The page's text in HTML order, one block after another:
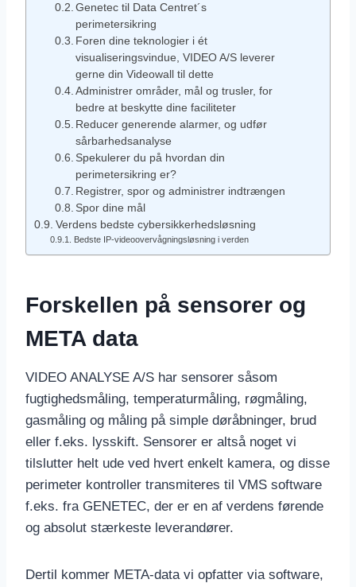
Genetec til Data Centret´s
perimetersikring
Foren dine teknologier i ét
visualiseringsvindue, VIDEO A/S leverer
gerne din Videowall til dette
Administrer områder, mål og trusler, for
bedre at beskytte dine faciliteter
Reducer generende alarmer, og udfør
sårbarhedsanalyse
Spekulerer du på hvordan din
perimetersikring er?
Registrer, spor og administrer indtrængen
Spor dine mål
Verdens bedste cybersikkerhedsløsning
Bedste IP-videoovervågningsløsning i verden
Forskellen på sensorer og
META data
VIDEO ANALYSE A/S har sensorer såsom
fugtighedsmåling, temperaturmåling, røgmåling,
gasmåling og måling på simple døråbninger, brud
eller f.eks. lysskift. Sensorer er altså noget vi
tilslutter helt ude ved hvert enkelt kamera, og disse
perimeter kontroller transmiteres til VMS software
f.eks. fra GENETEC, der er en af verdens førende
og absolut stærkeste leverandører.
Dertil kommer META-data vi opfatter via software,